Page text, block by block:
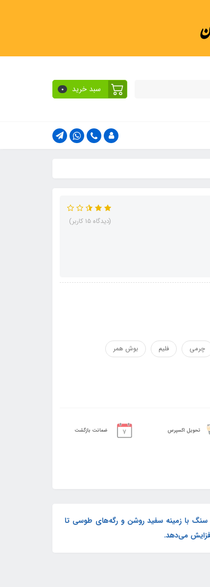
سبد خرید 0
(دیدگاه 15 کاربر)
چرمی فلیم بوش همر
تحویل اکسپرس ضمانت بازگشت
سنگ با زمینه سفید روشن و رگه‌های طوسی تا
می‌دهد.